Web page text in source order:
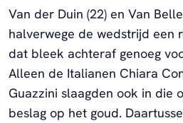
Van der Duin (22) en Van
halverwege de wedstrijd een
dat bleek achteraf genoeg
Alleen de Italianen Chiara
Guazzini slaagden ook in die
beslag op het goud.